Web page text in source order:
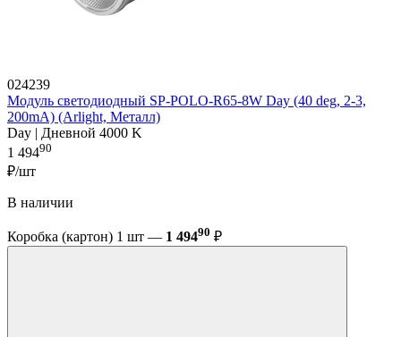
024239
Модуль светодиодный SP-POLO-R65-8W Day (40 deg, 2-3,
200mA) (Arlight, Металл)
Day | Дневной 4000 K
1 49490
₽/шт
В наличии
Коробка (картон) 1 шт — 1 49490 ₽